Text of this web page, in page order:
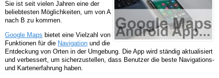
Sie ist seit vielen Jahren eine der
beliebtesten Möglichkeiten, um von A
nach B zu kommen.
Google Maps bietet eine Vielzahl von
Funktionen für die Navigation und die
Entdeckung von Orten in der Umgebung. Die App wird ständig aktualisiert
und verbessert, um sicherzustellen, dass Benutzer die beste Navigations-
und Kartenerfahrung haben.